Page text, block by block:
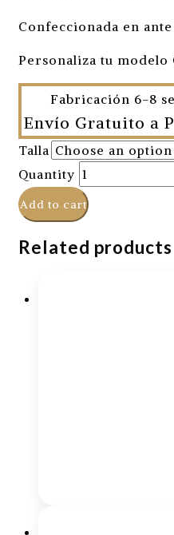
Confeccionada en
Personaliza tu modelo
Fabricación 6-8
Envío Gratuito a
Talla
Quantity
Add to cart
Related products